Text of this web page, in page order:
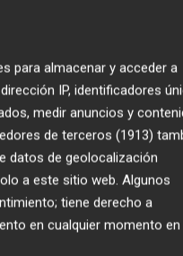
1
2El
3
que serán
del Ministerio
a los
las
o
los
para almacenar y acceder a
IP, identificadores
medir anuncios y
de terceros (1913)
datos de geolocalización
a este sitio web. Algunos
tiene derecho a
en cualquier momento en